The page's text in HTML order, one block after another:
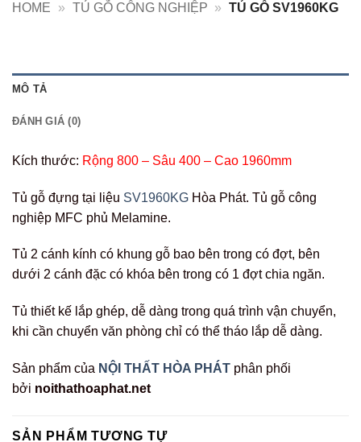
HOME » TỦ GỖ CÔNG NGHIỆP » TỦ GỖ SV1960KG
MÔ TẢ
ĐÁNH GIÁ (0)
Kích thước: Rộng 800 – Sâu 400 – Cao 1960mm
Tủ gỗ đựng tại liệu SV1960KG Hòa Phát. Tủ gỗ công
nghiệp MFC phủ Melamine.
Tủ 2 cánh kính có khung gỗ bao bên trong có đợt, bên
dưới 2 cánh đặc có khóa bên trong có 1 đợt chia ngăn.
Tủ thiết kế lắp ghép, dễ dàng trong quá trình vận chuyển,
khi cần chuyển văn phòng chỉ có thể tháo lắp dễ dàng.
Sản phẩm của NỘI THẤT HÒA PHÁT phân phối
bởi noithathoaphat.net
SẢN PHẨM TƯƠNG TỰ